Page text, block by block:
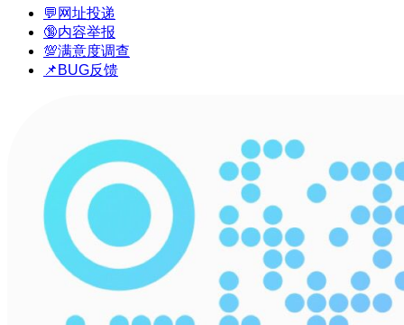
💬网址投递
🔞内容举报
💯满意度调查
📌BUG反馈